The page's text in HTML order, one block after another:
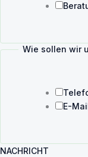
Wie sollen wir
E-
NACHRICHT